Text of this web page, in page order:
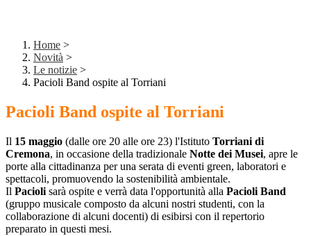
Home >
Novità >
Le notizie >
Pacioli Band ospite al Torriani
Pacioli Band ospite al Torriani
Il 15 maggio (dalle ore 20 alle ore 23) l'Istituto Torriani di
Cremona, in occasione della tradizionale Notte dei Musei, apre le
porte alla cittadinanza per una serata di eventi green, laboratori e
spettacoli, promuovendo la sostenibilità ambientale.
Il Pacioli sarà ospite e verrà data l'opportunità alla Pacioli Band
(gruppo musicale composto da alcuni nostri studenti, con la
collaborazione di alcuni docenti) di esibirsi con il repertorio
preparato in questi mesi.